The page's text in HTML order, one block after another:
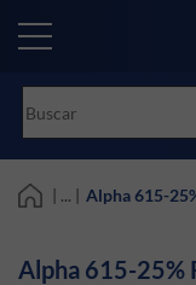
main
| ... | Alpha 615-
Alpha 615-25%